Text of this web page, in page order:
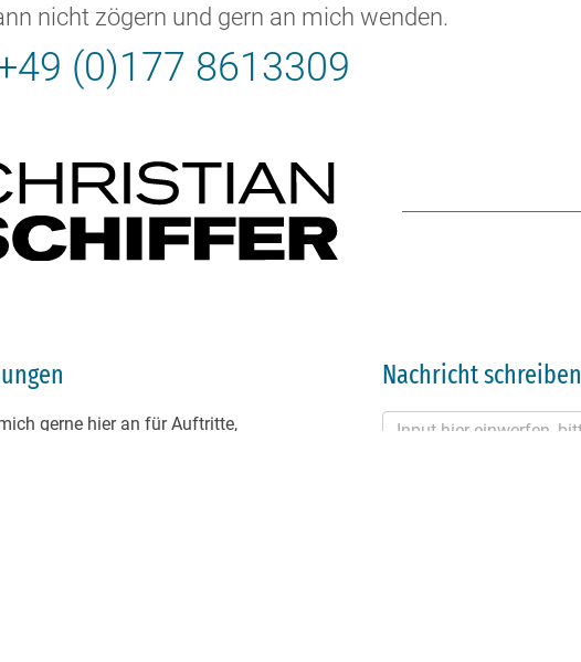
nicht zögern und gern an mich wenden.
(0)177 8613309
gerne hier an für Auftritte,
Nachricht schreiben